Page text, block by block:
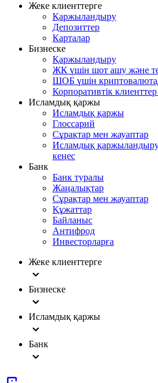
Жеке клиенттерге
Қаржыландыру
Депозиттер
Карталар
Бизнеске
Қаржыландыру
ЖК үшін шот ашу және
ШОБ үшін
Корпоративтік
Исламдық қаржы
Исламдық қаржы
Глоссарий
Сұрақтар мен жауаптар
Исламдық қаржыландыру
кеңес
Банк
Банк туралы
Жаңалықтар
Сұрақтар мен жауаптар
Құжаттар
Байланыс
Антифрод
Инвесторларға
Жеке клиенттерге
Бизнеске
Исламдық қаржы
Банк